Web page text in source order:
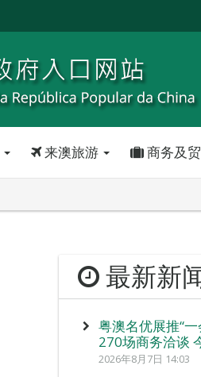
来澳旅游 商务及
最新新
粤澳名优展推“
270场商务洽谈
2026年8月7日 14:03